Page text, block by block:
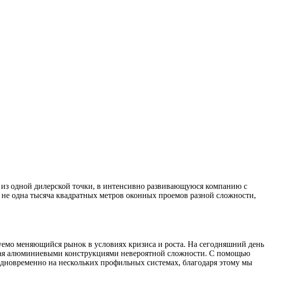
одной дилерской точки, в интенсивно развивающуюся компанию с
одна тысяча квадратных метров оконных проемов разной сложности,
меняющийся рынок в условиях кризиса и роста. На сегодняшний день
алюминиевыми конструкциями невероятной сложности. С помощью
на нескольких профильных системах, благодаря этому мы